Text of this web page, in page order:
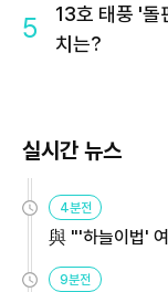
5
13호 태풍 '돌
치는?
실시간 뉴스
4분전
與 "'하늘이법'
9분전